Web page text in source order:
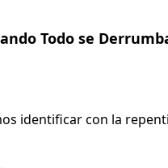
Todo se
identificar con la
temor y confusión